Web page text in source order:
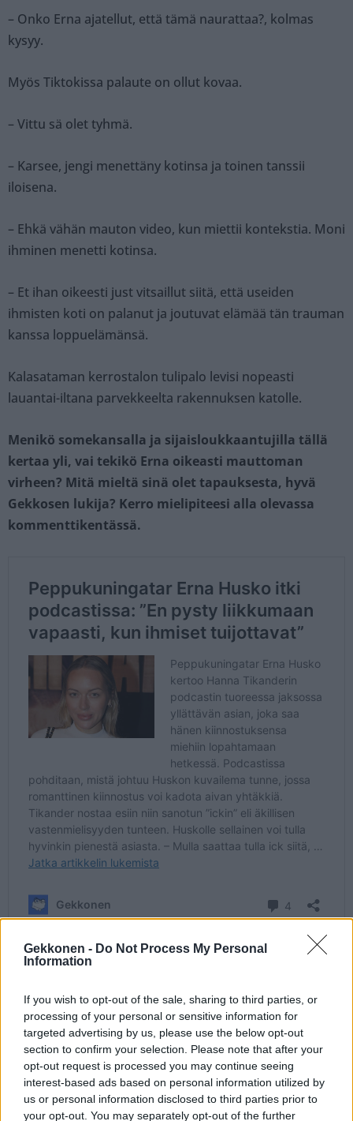
Gekkonen - Do Not Process My Personal
Information
If you wish to opt-out of the sale, sharing to third parties, or
processing of your personal or sensitive information for
targeted advertising by us, please use the below opt-out
section to confirm your selection. Please note that after your
opt-out request is processed you may continue seeing
interest-based ads based on personal information utilized by
us or personal information disclosed to third parties prior to
your opt-out. You may separately opt-out of the further
– Onko Erna ajatellut, että tämä naurattaa?, kolmas
kysyy.
Myös Tiktokissa palaute on ollut kovaa.
– Vittu sä olet tyhmä.
– Karsee, jengi menettäny kotinsa ja toinen tanssii
iloisena.
– Ehkä vähän mauton video, kun miettii kontekstia. Moni
ihminen menetti kotinsa.
– Et ihan oikeesti just vitsaillut siitä, että useiden
ihmisten koti on palanut ja joutuvat elämää tän trauman
kanssa loppuelämänsä.
Kalasataman kerrostalon tulipalo levisi nopeasti
lauantai-iltana parvekkeelta rakennuksen katolle.
Menikö somekansalla ja sijaisloukkaantujilla tällä
kertaa yli, vai tekikö Erna oikeasti mauttoman
virheen? Mitä mieltä sinä olet tapauksesta, hyvä
Gekkosen lukija? Kerro mielipiteesi alla olevassa
kommenttikentässä.
Teksti: Toimitus